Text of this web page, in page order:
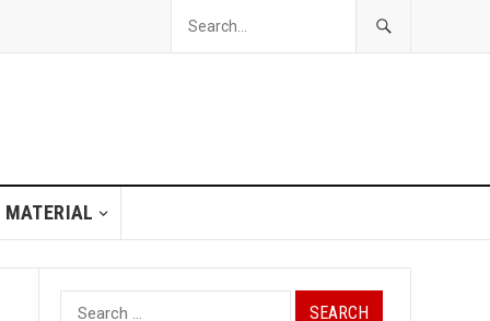
MATERIAL
Search